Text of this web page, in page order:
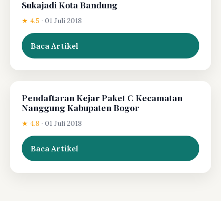
Sukajadi Kota Bandung
★ 4.5 · 01 Juli 2018
Baca Artikel
Pendaftaran Kejar Paket C Kecamatan
Nanggung Kabupaten Bogor
★ 4.8 · 01 Juli 2018
Baca Artikel